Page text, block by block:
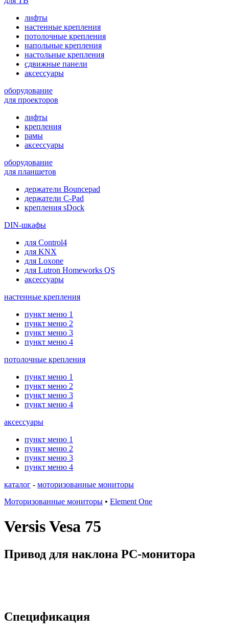
лифты
настенные крепления
потолочные крепления
напольные крепления
настольные крепления
сдвижные панели
аксессуары
оборудование
для проекторов
лифты
крепления
рамы
аксессуары
оборудование
для планшетов
держатели Bouncepad
держатели C-Pad
крепления sDock
DIN-шкафы
для Control4
для KNX
для Loxone
для Lutron Homeworks QS
аксессуары
настенные крепления
пункт меню 1
пункт меню 2
пункт меню 3
пункт меню 4
потолочные крепления
пункт меню 1
пункт меню 2
пункт меню 3
пункт меню 4
аксессуары
пункт меню 1
пункт меню 2
пункт меню 3
пункт меню 4
каталог - моторизованные мониторы
Моторизованные мониторы • Element One
Versis Vesa 75
Привод для наклона PC-монитора
Спецификация